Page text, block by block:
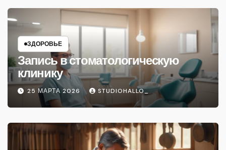
ЗДОРОВЬЕ
Запись в стоматологическую
клинику
25 МАРТА 2026 STUDIOHALLO_